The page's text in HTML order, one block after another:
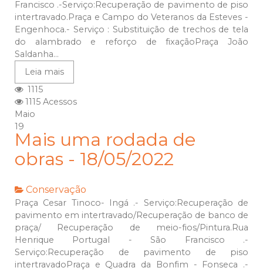
Francisco .-Serviço:Recuperação de pavimento de piso
intertravado.Praça e Campo do Veteranos da Esteves -
Engenhoca.- Serviço : Substituição de trechos de tela
do alambrado e reforço de fixaçãoPraça João
Saldanha...
Leia mais
1115
1115 Acessos
Maio
19
Mais uma rodada de
obras - 18/05/2022
Conservação
Praça Cesar Tinoco- Ingá .- Serviço:Recuperação de
pavimento em intertravado/Recuperação de banco de
praça/ Recuperação de meio-fios/Pintura.Rua
Henrique Portugal - São Francisco .-
Serviço:Recuperação de pavimento de piso
intertravadoPraça e Quadra da Bonfim - Fonseca .-